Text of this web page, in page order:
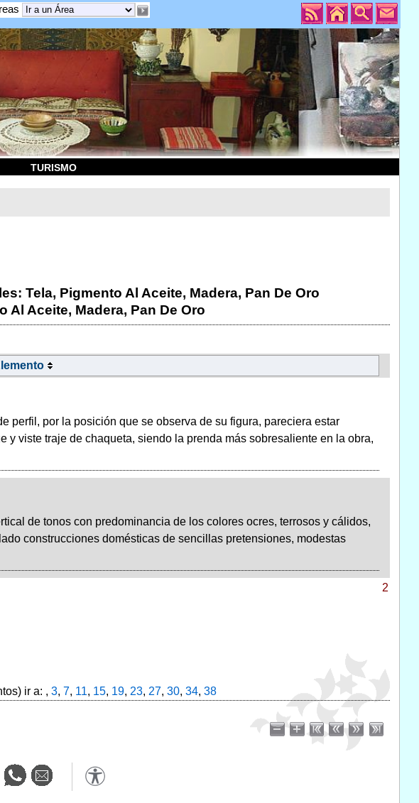
TURISMO
Tela, Pigmento Al Aceite, Madera, Pan De Oro
Al Aceite, Madera, Pan De Oro
perfil, por la posición que se observa de su figura, pareciera estar
viste traje de chaqueta, siendo la prenda más sobresaliente en la obra,
de tonos con predominancia de los colores ocres, terrosos y cálidos,
construcciones domésticas de sencillas pretensiones, modestas
2
ir a: , 3, 7, 11, 15, 19, 23, 27, 30, 34, 38